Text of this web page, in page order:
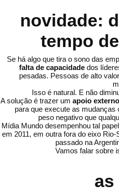
novidade:
tempo
Se há algo que tira o sono das
falta de capacidade dos
pesadas. Pessoas de alto
Isso é natural. E não
A solução é trazer um apoio externo
para que execute as
peso negativo que
Mídia Mundo desempenhou tal
em 2011, em outra fora do eixo
passado na
Vamos falar sobre
as